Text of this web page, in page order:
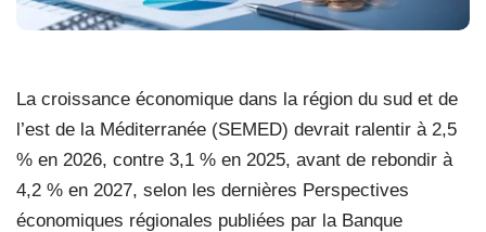
La croissance économique dans la région du sud et de
l’est de la Méditerranée (SEMED) devrait ralentir à 2,5
% en 2026, contre 3,1 % en 2025, avant de rebondir à
4,2 % en 2027, selon les dernières Perspectives
économiques régionales publiées par la Banque